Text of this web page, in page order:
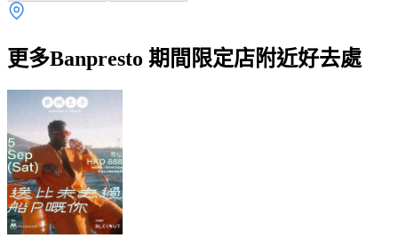
更多Banpresto 期間限定店附近好去處